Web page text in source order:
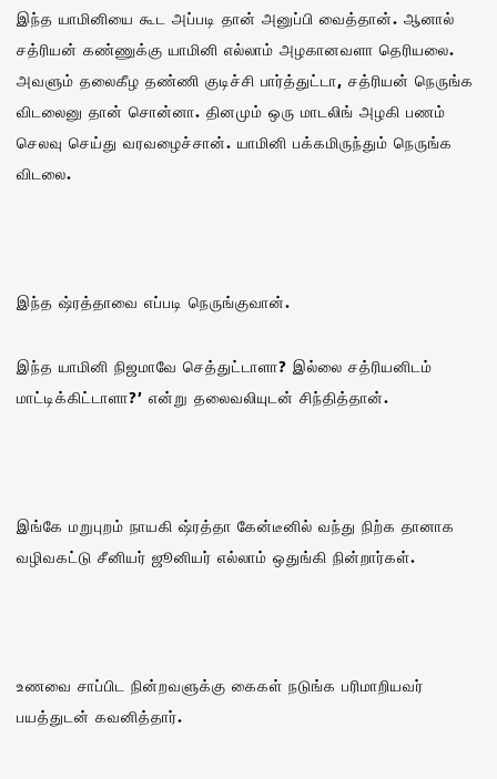
இந்த யாமினியை கூட அப்படி தான் அனுப்பி வைத்தான். ஆனால்
சத்ரியன் கண்ணுக்கு யாமினி எல்லாம் அழகானவளா தெரியலை.
அவளும் தலைகீழ தண்ணி குடிச்சி பார்த்துட்டா, சத்ரியன் நெருங்க
விடலைனு தான் சொன்னா. தினமும் ஒரு மாடலிங் அழகி பணம்
செலவு செய்து வரவழைச்சான். யாமினி பக்கமிருந்தும் நெருங்க
விடலை.
இந்த ஷ்ரத்தாவை எப்படி நெருங்குவான்.
இந்த யாமினி நிஜமாவே செத்துட்டாளா? இல்லை சத்ரியனிடம்
மாட்டிக்கிட்டாளா?’ என்று தலைவலியுடன் சிந்தித்தான்.
இங்கே மறுபுறம் நாயகி ஷ்ரத்தா கேன்டீனில் வந்து நிற்க தானாக
வழிவகட்டு சீனியர் ஜூனியர் எல்லாம் ஒதுங்கி நின்றார்கள்.
உணவை சாப்பிட நின்றவளுக்கு கைகள் நடுங்க பரிமாறியவர்
பயத்துடன் கவனித்தார்.